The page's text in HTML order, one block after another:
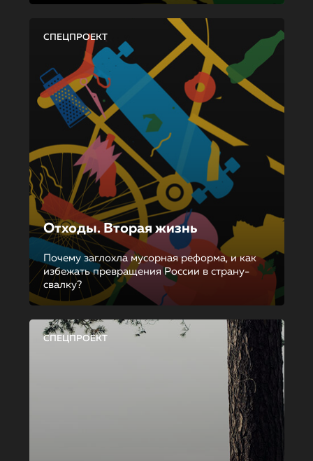
СПЕЦПРОЕКТ
Отходы. Вторая жизнь
Почему заглохла мусорная реформа, и как
избежать превращения России в страну-
свалку?
СПЕЦПРОЕКТ